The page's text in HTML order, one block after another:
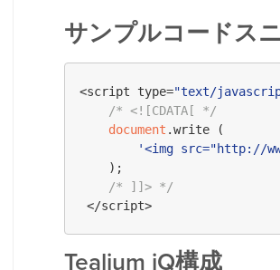
サンプルコードス
<script type="text/
/* <![CDATA[ */
document .write (
'<img src="http://
    );
/* ]]> */
Tealium iQ構成